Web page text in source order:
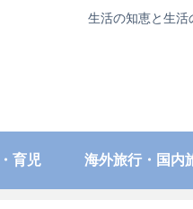
生活の知恵と生活
育児 海外旅行・国内